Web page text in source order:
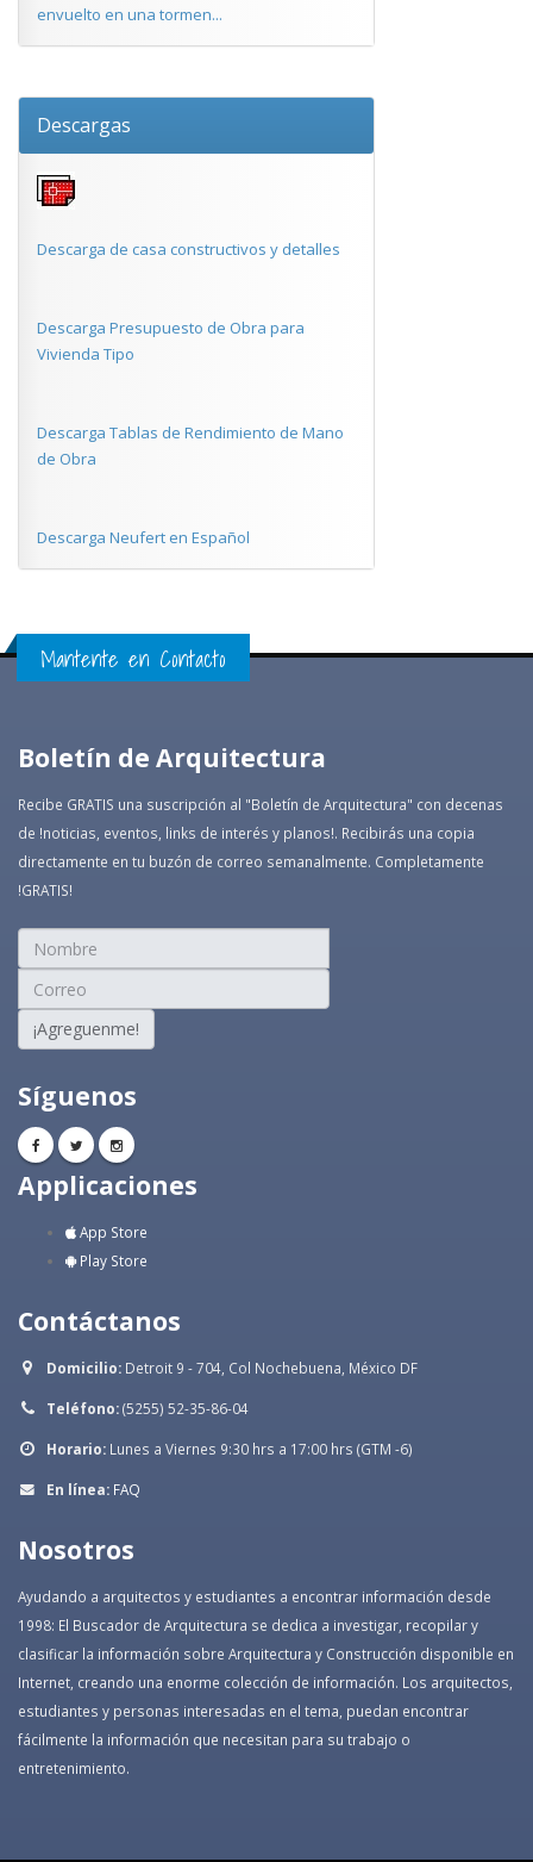
envuelto en una tormen...
Descargas
Descarga de casa constructivos y detalles
Descarga Presupuesto de Obra para
Vivienda Tipo
Descarga Tablas de Rendimiento de Mano
de Obra
Descarga Neufert en Español
Mantente en Contacto
Boletín de Arquitectura
Recibe GRATIS una suscripción al "Boletín de Arquitectura" con decenas
de !noticias, eventos, links de interés y planos!. Recibirás una copia
directamente en tu buzón de correo semanalmente. Completamente
!GRATIS!
¡Agreguenme!
Síguenos
Applicaciones
App Store
Play Store
Contáctanos
Domicilio: Detroit 9 - 704, Col Nochebuena, México DF
Teléfono:(5255) 52-35-86-04
Horario: Lunes a Viernes 9:30 hrs a 17:00 hrs (GTM -6)
En línea: FAQ
Nosotros
Ayudando a arquitectos y estudiantes a encontrar información desde
1998: El Buscador de Arquitectura se dedica a investigar, recopilar y
clasificar la información sobre Arquitectura y Construcción disponible en
Internet, creando una enorme colección de información. Los arquitectos,
estudiantes y personas interesadas en el tema, puedan encontrar
fácilmente la información que necesitan para su trabajo o
entretenimiento.